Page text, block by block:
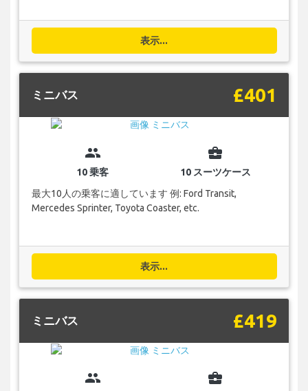
表示...
ミニバス £401
group
10 乗客
business_center
10 スーツケース
最大10人の乗客に適しています 例: Ford Transit,
Mercedes Sprinter, Toyota Coaster, etc.
表示...
ミニバス £419
group business_center